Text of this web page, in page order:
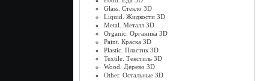
Glass. Стекло 3D
Liquid. Жидкости 3D
Metal. Металл 3D
Organic. Органика 3D
Paint. Краска 3D
Plastic. Пластик 3D
Textile. Текстиль 3D
Wood. Дерево 3D
Other. Остальные 3D